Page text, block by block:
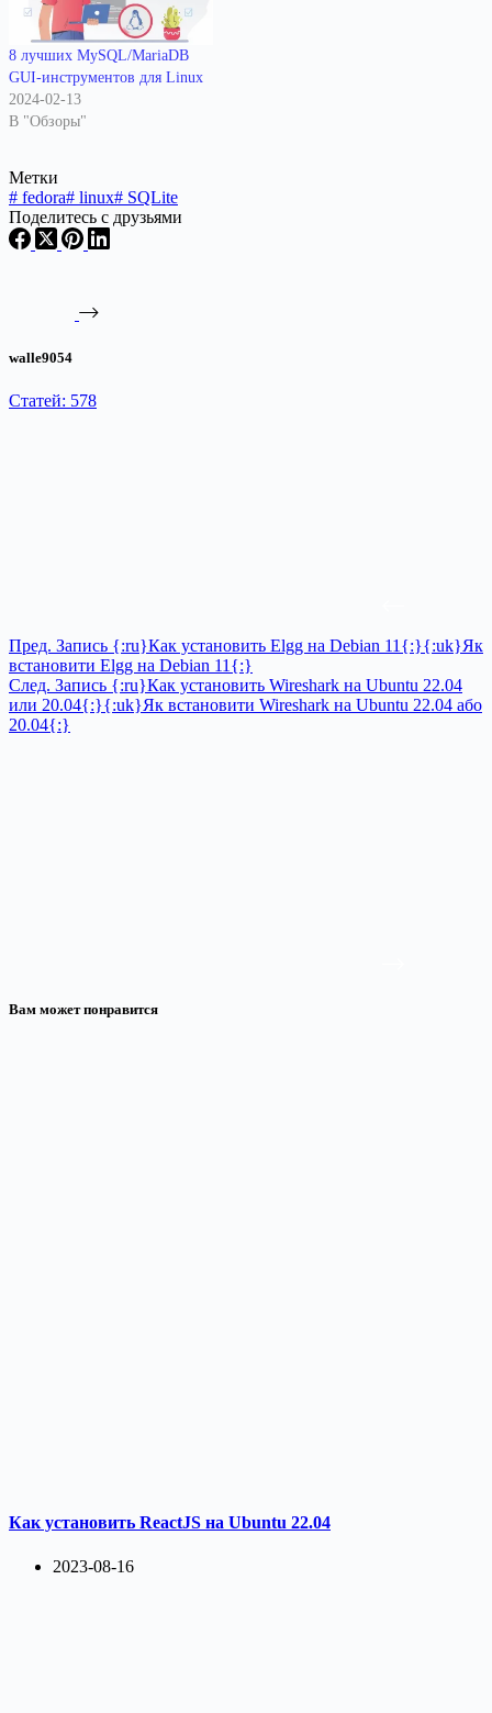
8 лучших MySQL/MariaDB
GUI-инструментов для Linux
2024-02-13
В "Обзоры"
Метки
# fedora# linux# SQLite
Поделитесь с друзьями
walle9054
Статей: 578
Пред. Запись {:ru}Как установить Elgg на Debian 11{:}{:uk}Як
встановити Elgg на Debian 11{:}
След. Запись {:ru}Как установить Wireshark на Ubuntu 22.04
или 20.04{:}{:uk}Як встановити Wireshark на Ubuntu 22.04 або
20.04{:}
Вам может понравится
Как установить ReactJS на Ubuntu 22.04
2023-08-16